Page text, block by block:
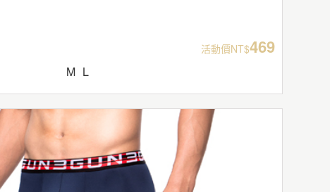
活動價NT$469
M L